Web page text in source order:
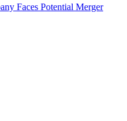
Faces Potential Merger